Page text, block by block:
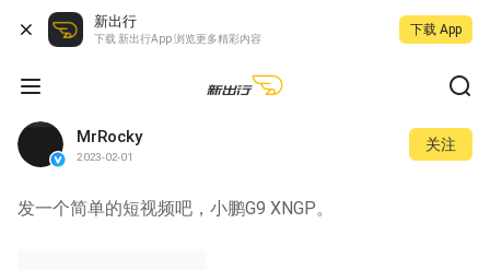
新出行
下载 新出行App 浏览更多精彩内容
下载 App
MrRocky
2023-02-01
关注
发一个简单的短视频吧，小鹏G9 XNGP。